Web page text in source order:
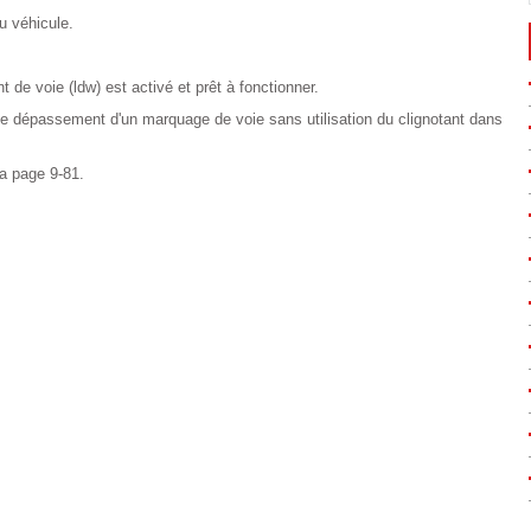
véhicule.
de voie (ldw) est activé et prêt à fonctionner.
dépassement d'un marquage de voie sans utilisation du clignotant dans
page 9-81.